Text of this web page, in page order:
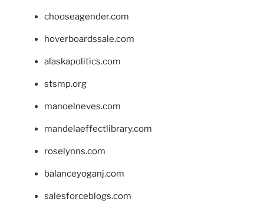
chooseagender.com
hoverboardssale.com
alaskapolitics.com
stsmp.org
manoelneves.com
mandelaeffectlibrary.com
roselynns.com
balanceyoganj.com
salesforceblogs.com